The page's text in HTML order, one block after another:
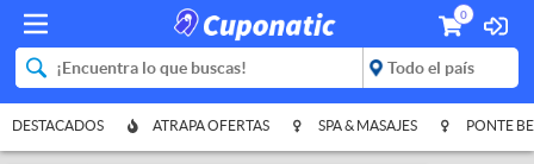
0
DESTACADOS ATRAPA OFERTAS SPA & MASAJES PONTE